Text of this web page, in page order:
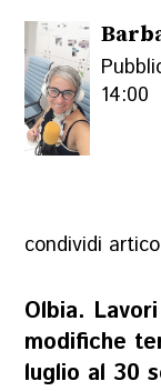
14:00
condividi
Olbia.
modifiche
luglio al 30